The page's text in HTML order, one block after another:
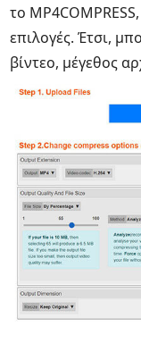
το
επιλογές. Έτσι,
βίντεο, μέγεθος